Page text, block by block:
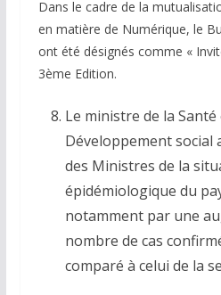
Dans le cadre de la
en matière de Numérique, le
ont été désignés comme «
3ème Edition.
Le ministre de la Santé
Développement social
des Ministres de la
épidémiologique du
notamment par une
nombre de cas
comparé à celui de la